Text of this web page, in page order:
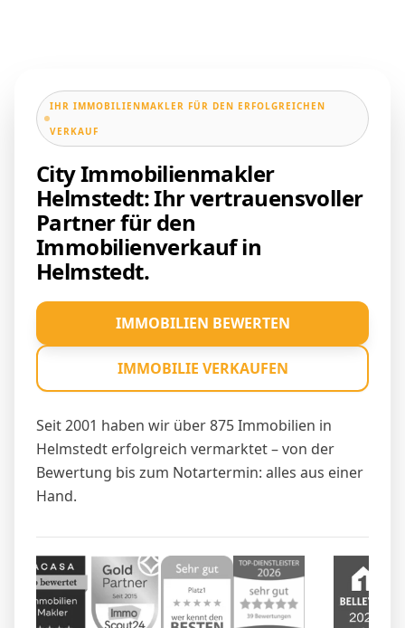
IHR IMMOBILIENMAKLER FÜR DEN ERFOLGREICHEN
VERKAUF
City Immobilienmakler
Helmstedt: Ihr vertrauensvoller
Partner für den
Immobilienverkauf in
Helmstedt.
Seit 2001 haben wir über 875 Immobilien in
Helmstedt erfolgreich vermarktet – von der
Bewertung bis zum Notartermin: alles aus einer
Hand.
IMMOBILIEN BEWERTEN
IMMOBILIE VERKAUFEN